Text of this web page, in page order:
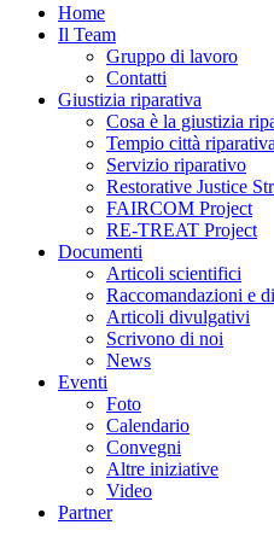
Home
Il Team
Gruppo di lavoro
Contatti
Giustizia riparativa
Cosa è la giustizia
Tempio città riparativa
Servizio riparativo
Restorative Justice
FAIRCOM Project
RE-TREAT Project
Documenti
Articoli scientifici
Raccomandazioni e
Articoli divulgativi
Scrivono di noi
News
Eventi
Foto
Calendario
Convegni
Altre iniziative
Video
Partner